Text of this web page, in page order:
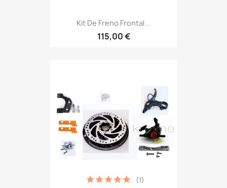
Kit De Freno Frontal...
115,00 €
(1)